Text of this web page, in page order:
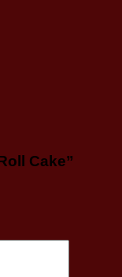
Cake”